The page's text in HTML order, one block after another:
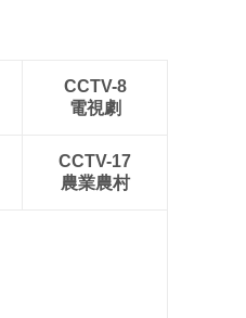
CCTV-8
電視劇
CCTV-17
農業農村